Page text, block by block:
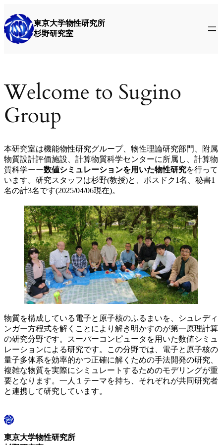
to
content
東京大学物性研究所
杉野研究室
Welcome to Sugino
Group
本研究室は機能物性研究グループ、物性理論研究部門、附属
物質設計評価施設、計算物質科学センターに所属し、計算物
質科学ーー数値シミュレーションを用いた物性研究を行って
います。研究スタッフは杉野(教授)と、ポスドク1名、秘書1
名の計3名です(2025/04/06現在)。
物質を構成している電子と原子核のふるまいを、シュレディ
ンガー方程式を解くことにより解き明かすのが第一原理計算
の研究分野です。スーパーコンピュータを用いた数値シミュ
レーションによる研究です。この分野では、電子と原子核の
量子多体系を効率的かつ正確に解くための手法開発の研究、
複雑な物質を実際にシミュレートするためのモデリングが重
要となります。一人１テーマを持ち、それぞれが共同研究者
と連携して研究しています。
東京大学物性研究所